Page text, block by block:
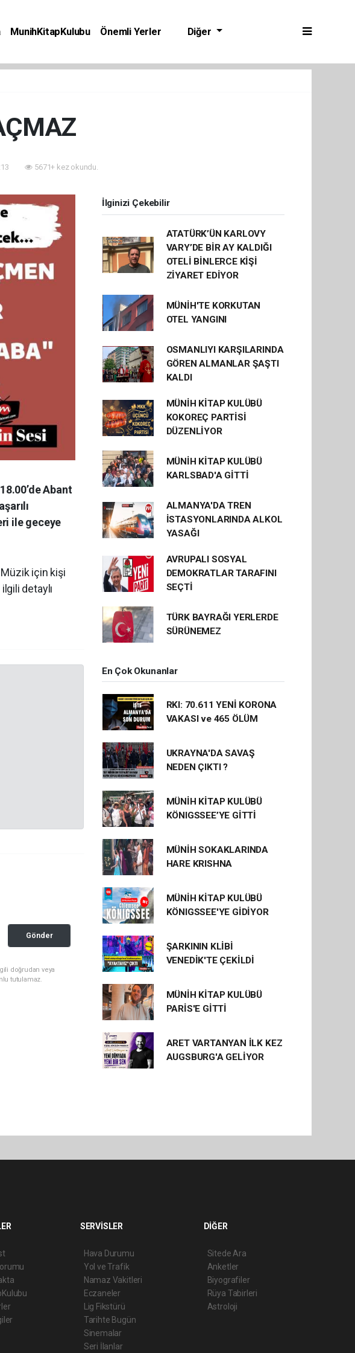
MunihKitapKulubu
Önemli Yerler
Diğer
5671+ kez okundu.
Abant
ile geceye
Müzik için kişi
detaylı
Gönder
doğrudan veya
tutulamaz.
İlginizi Çekebilir
ATATÜRK’ÜN KARLOVY
VARY’DE BİR AY KALDIĞI
OTELİ BİNLERCE KİŞİ
ZİYARET EDİYOR
MÜNİH'TE KORKUTAN
OTEL YANGINI
OSMANLIYI KARŞILARINDA
GÖREN ALMANLAR ŞAŞTI
KALDI
MÜNİH KİTAP KULÜBÜ
KOKOREÇ PARTİSİ
DÜZENLİYOR
MÜNİH KİTAP KULÜBÜ
KARLSBAD'A GİTTİ
ALMANYA'DA TREN
İSTASYONLARINDA ALKOL
YASAĞI
AVRUPALI SOSYAL
DEMOKRATLAR TARAFINI
SEÇTİ
TÜRK BAYRAĞI YERLERDE
SÜRÜNEMEZ
En Çok Okunanlar
RKI: 70.611 YENİ KORONA
VAKASI ve 465 ÖLÜM
UKRAYNA'DA SAVAŞ
NEDEN ÇIKTI ?
MÜNİH KİTAP KULÜBÜ
KÖNIGSSEE’YE GİTTİ
MÜNİH SOKAKLARINDA
HARE KRISHNA
MÜNİH KİTAP KULÜBÜ
KÖNIGSSEE'YE GİDİYOR
ŞARKININ KLİBİ
VENEDİK'TE ÇEKİLDİ
MÜNİH KİTAP KULÜBÜ
PARİS'E GİTTİ
ARET VARTANYAN İLK KEZ
AUGSBURG'A GELİYOR
SERVİSLER
Hava Durumu
Yol ve Trafik
Namaz Vakitleri
Eczaneler
Lig Fikstürü
Tarihte Bugün
Sinemalar
Seri İlanlar
DİĞER
Sitede Ara
Anketler
Biyografiler
Rüya Tabirleri
Astroloji